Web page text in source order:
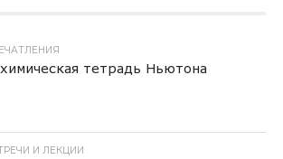
тетрадь Ньютона
И ЛЕКЦИИ